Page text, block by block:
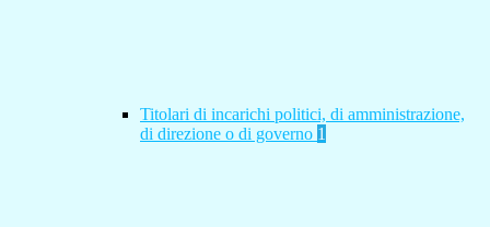
Titolari di incarichi politici, di amministrazione,
di direzione o di governo 1